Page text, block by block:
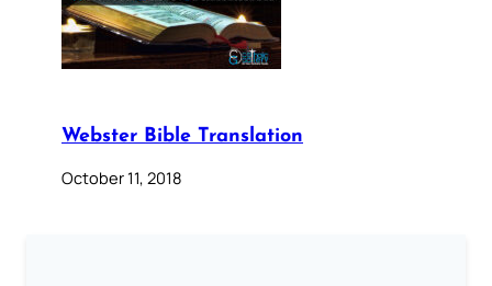
Webster Bible Translation
October 11, 2018